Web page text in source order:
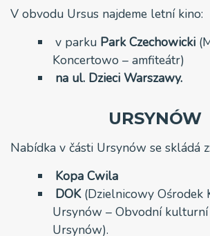
V obvodu Ursus najdeme letní kino:
v parku Park Czechowicki
Koncertowo – amfiteátr)
na ul. Dzieci Warszawy.
URSYNÓW
Nabídka v části Ursynów se skládá z:
Kopa Cwila
DOK(Dzielnicowy Ośrodek
Ursynów – Obvodní kulturní
Ursynów).